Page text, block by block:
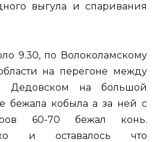
выгула и спаривания
9.30, по Волоколамскому
на перегоне между
Дедовском на большой
бежала кобыла а за ней с
60-70 бежал конь.
и оставалось что